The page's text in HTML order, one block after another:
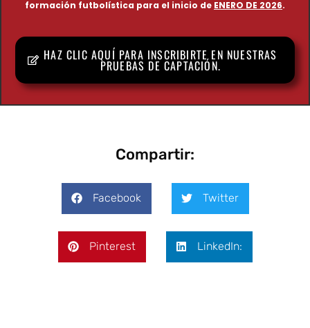
formación futbolística para el inicio de ENERO DE 2026.
HAZ CLIC AQUÍ PARA INSCRIBIRTE EN NUESTRAS
PRUEBAS DE CAPTACIÓN.
Compartir:
Facebook Twitter
Pinterest LinkedIn: